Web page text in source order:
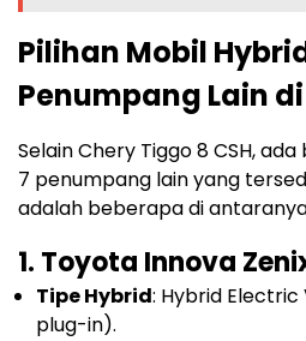
Pilihan Mobil
Penumpang Lain
Selain Chery Tiggo 8 CSH,
7 penumpang lain yang
adalah beberapa di
1. Toyota Innova
Tipe Hybrid: Hybrid Electric
plug-in).